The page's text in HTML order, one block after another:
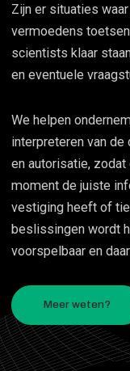
Zijn er situaties
vermoedens
scientists klaar
en eventuele
We helpen
interpreteren van de
en autorisatie,
moment de juiste
vestiging heeft of
beslissingen wordt
voorspelbaar en
Meer weten?